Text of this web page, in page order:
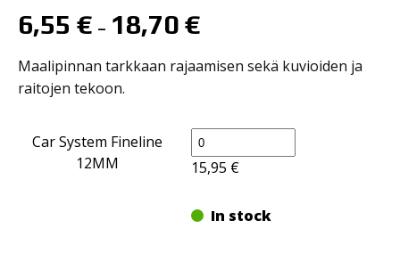
6,55 € – 18,70 €
Maalipinnan tarkkaan rajaamisen sekä kuvioiden ja
raitojen tekoon.
Car System Fineline
12MM
FINELINE
RAJAUSTEIPPI
määrä
15,95 €
In stock